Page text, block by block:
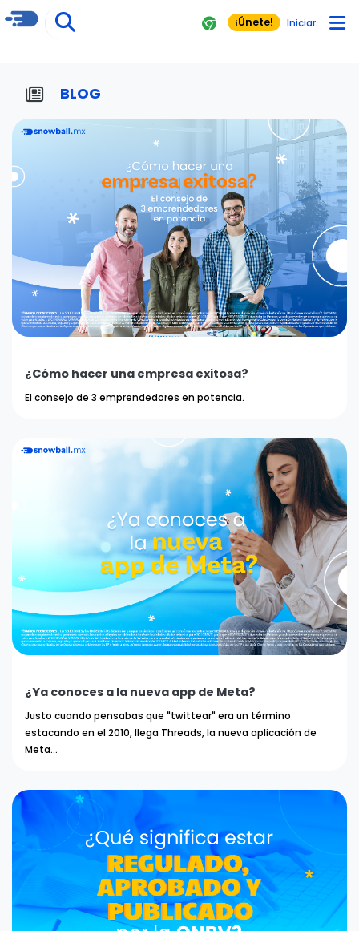
¡Únete! Iniciar
BLOG
¿Cómo hacer una empresa exitosa?
El consejo de 3 emprendedores en potencia.
¿Ya conoces a la nueva app de Meta?
Justo cuando pensabas que "twittear" era un término
estacando en el 2010, llega Threads, la nueva aplicación de
Meta...